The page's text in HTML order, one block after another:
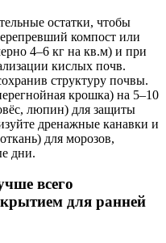
остатки, чтобы
компост или
4–6 кг на кв.м) и при
кислых почв.
структуру почвы.
крошка) на 5–10
люпин) для защиты
дренажные канавки и
для морозов,
дни.
всего
для ранней